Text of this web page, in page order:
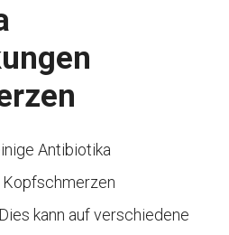
Antibiotika
kann auf verschiedene